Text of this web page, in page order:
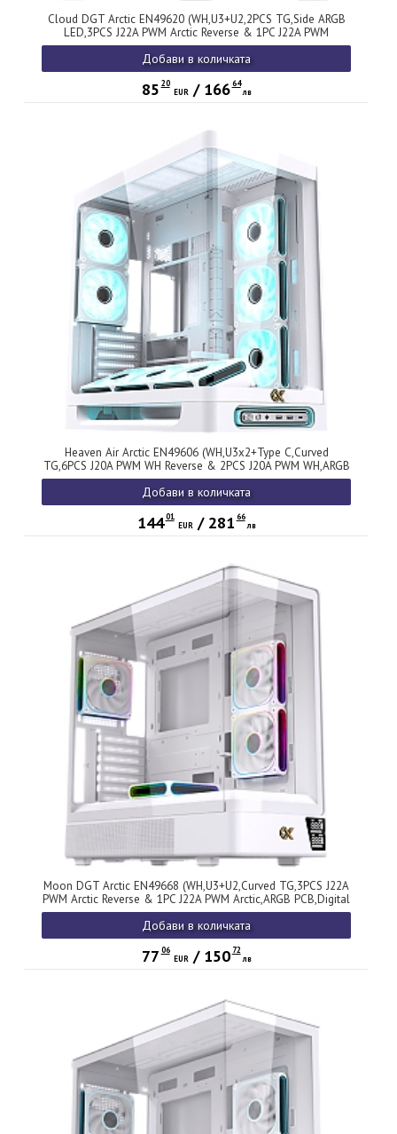
Cloud DGT Arctic EN49620 (WH,U3+U2,2PCS TG,Side ARGB
LED,3PCS J22A PWM Arctic Reverse & 1PC J22A PWM
Arctic,ARGB PCB,Digital LCD)
Добави в количката
85 20
EUR/ 166 64
лв
Heaven Air Arctic EN49606 (WH,U3x2+Type C,Curved
TG,6PCS J20A PWM WH Reverse & 2PCS J20A PWM WH,ARGB
& PWM Remote Control Box)
Добави в количката
144 01
EUR/ 281 66
лв
Moon DGT Arctic EN49668 (WH,U3+U2,Curved TG,3PCS J22A
PWM Arctic Reverse & 1PC J22A PWM Arctic,ARGB PCB,Digital
LCD)
Добави в количката
77 06
EUR/ 150 72
лв